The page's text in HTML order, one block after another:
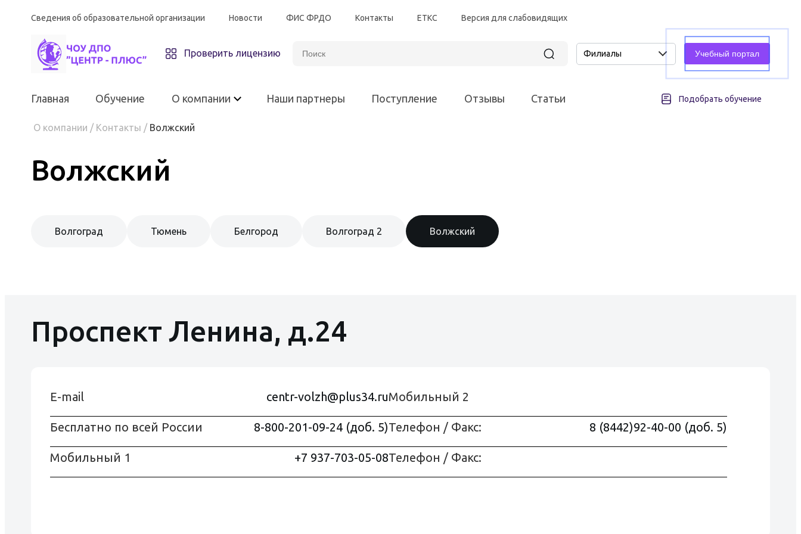
Сведения об образовательной организации Новости ФИС ФРДО Контакты ЕТКС Версия для слабовидящих
Проверить лицензию Филиалы Учебный портал
Главная Обучение О компании
О компании
Фотогаллерея
Химическая промышленность
Наши партнеры Поступление Отзывы Статьи Подобрать обучение
О компании / Контакты / Волжский
Волжский
Волгоград Тюмень Белгород Волгоград 2 Волжский
Проспект Ленина, д.24
E-mail centr-volzh@plus34.ru
Бесплатно по всей Росcии 8-800-201-09-24 (доб. 5)
Мобильный 1 +7 937-703-05-08
Мобильный 2
Телефон / Факс: 8 (8442)92-40-00 (доб. 5)
Телефон / Факс: